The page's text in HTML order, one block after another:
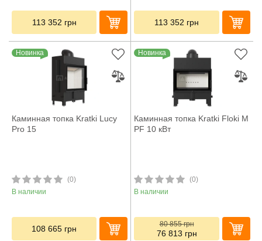
113 352 грн 113 352 грн
Новинка
Каминная топка Kratki Lucy
Pro 15
(0)
В наличии
108 665 грн
Новинка
Каминная топка Kratki Floki M
PF 10 кВт
(0)
В наличии
80 855грн
76 813 грн